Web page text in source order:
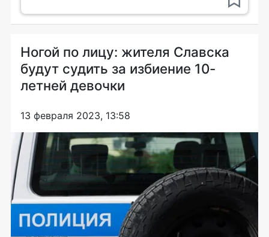
Ногой по лицу: жителя Славска
будут судить за избиение 10-
летней девочки
13 февраля 2023, 13:58